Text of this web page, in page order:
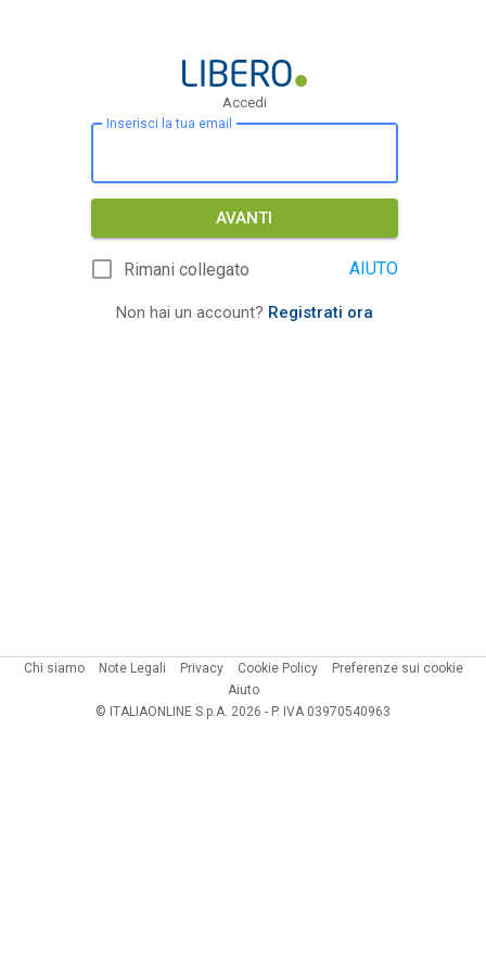
Accedi
Inserisci la tua email
AVANTI
Rimani collegato AIUTO
Non hai un account? Registrati ora
Chi siamo Note Legali Privacy Cookie Policy
Preferenze sui cookie
Aiuto
© ITALIAONLINE S.p.A. 2026 - P. IVA 03970540963